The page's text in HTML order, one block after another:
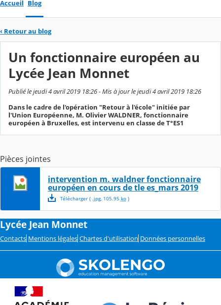
Accueil Blog
‹ Retour au blog
Un fonctionnaire européen au
Lycée Jean Monnet
Publié le jeudi 4 avril 2019 18:26 - Mis à jour le jeudi 4 avril 2019 18:26
Dans le cadre de l'opération "Retour à l'école" initiée par
l'Union Européenne, M. Olivier WALDNER, fonctionnaire
européen à Bruxelles, est intervenu en classe de T°ES1
Pièces jointes
intervention m. waldner fonctionnaire
européen en cours de tle es_mars 2019
Télécharger( .jpg, 105.95 ko)
Lycée Jean Monnet
Contacts Mentions légales Chartes d'utilisation Données personnelles